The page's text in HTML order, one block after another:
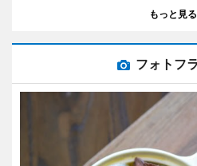
もっと見る
フォトフ